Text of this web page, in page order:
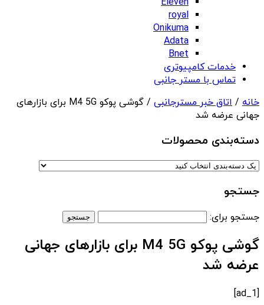
royal
Onikuma
Adata
Bnet
خدمات کامپیوتری
تماس با مستر جانبی
خانه / اتاق خبر مسترجانبی
/ گوشی پوکو ‌M4 5G برای بازارهای
جهانی عرضه شد
دسته‌بندی‌ محصولات
جستجو
جستجو برای:
گوشی پوکو ‌M4 5G برای بازارهای جهانی
عرضه شد
[ad_1]